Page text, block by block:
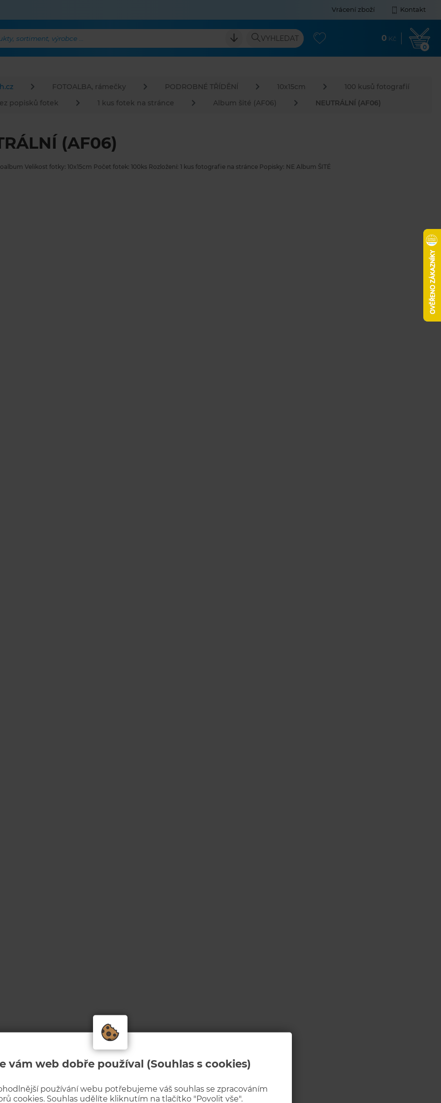
vám web dobře používal (Souhlas s cookies)
používání webu potřebujeme váš souhlas se zpracováním
cookies. Souhlas udělíte kliknutím na tlačítko "Povolit vše".
Vrácení zboží Kontakt
sortiment, výrobce ... VYHLEDAT 0 Kč
0
FOTOALBA, rámečky PODROBNÉ TŘÍDĚNÍ 10x15cm
100 kusů fotografií
popisků fotek
1 kus fotek na stránce Album šité (AF06) NEUTRÁLNÍ (AF06)
(AF06)
Velikost fotky: 10x15cm Počet fotek: 100ks Rozložení: 1 kus fotografie na stránce Popisky: NE Album ŠITÉ